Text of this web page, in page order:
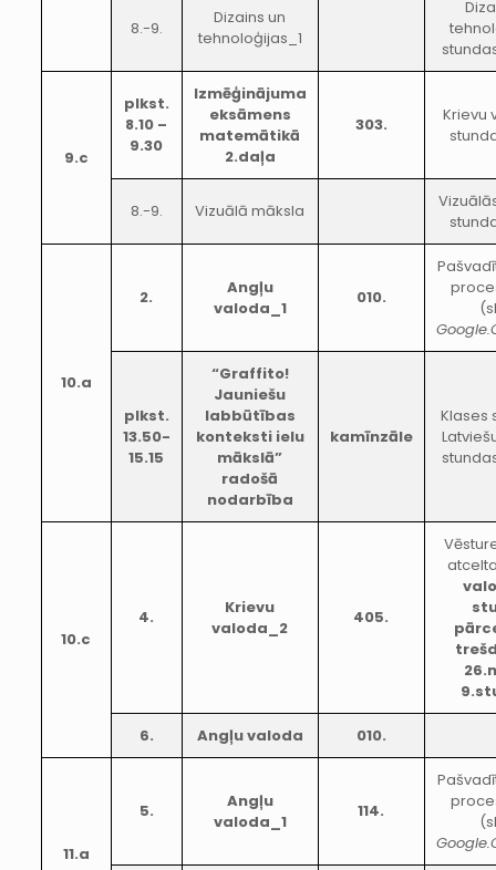
8.-9.
Dizains un
tehnoloģijas_1
9.c
plkst.
8.10 –
9.30
Izmēģinājuma
eksāmens
matemātikā
2.daļa
303.
Krievu
8.-9. Vizuālā māksla
10.a
2.
Angļu
valoda_1
010.
plkst.
13.50-
15.15
“Graffito!
Jauniešu
labbūtības
konteksti ielu
mākslā”
radošā
nodarbība
kamīnzāle
Klases
10.c
4.
Krievu
valoda_2
405.
6. Angļu valoda 010.
11.a
5.
Angļu
valoda_1
114.